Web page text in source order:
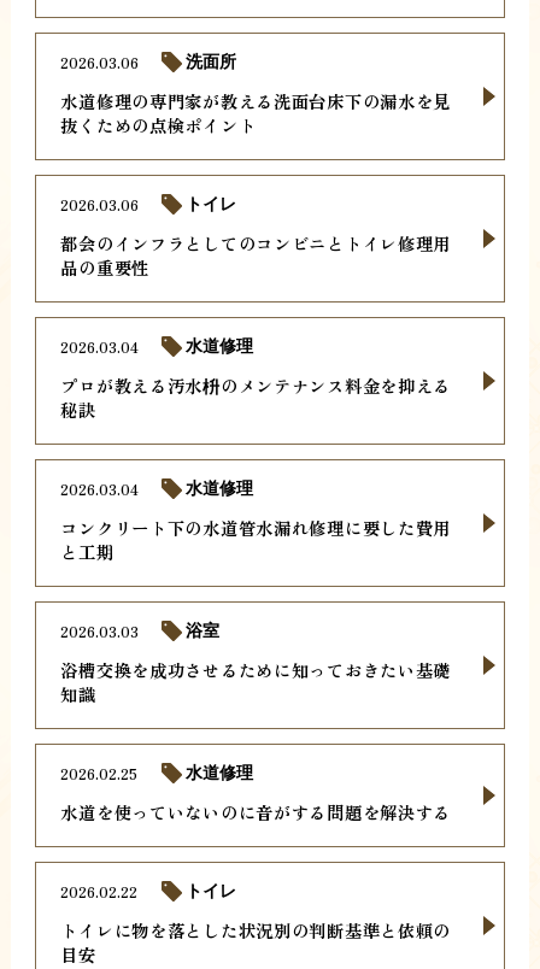
水道修理の専門家が教える洗面台床下の漏水を見
抜くための点検ポイント
2026.03.06 洗面所
都会のインフラとしてのコンビニとトイレ修理用
品の重要性
2026.03.06 トイレ
プロが教える汚水枡のメンテナンス料金を抑える
秘訣
2026.03.04 水道修理
コンクリート下の水道管水漏れ修理に要した費用
と工期
2026.03.04 水道修理
浴槽交換を成功させるために知っておきたい基礎
知識
2026.03.03 浴室
水道を使っていないのに音がする問題を解決する
2026.02.25 水道修理
トイレに物を落とした状況別の判断基準と依頼の
目安
2026.02.22 トイレ